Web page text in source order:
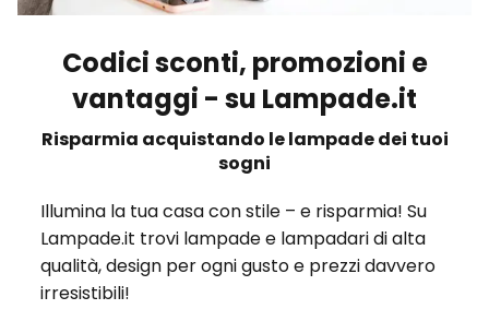
Codici sconti, promozioni e
vantaggi - su Lampade.it
Risparmia acquistando le lampade dei tuoi
sogni
Illumina la tua casa con stile – e risparmia! Su
Lampade.it trovi lampade e lampadari di alta
qualità, design per ogni gusto e prezzi davvero
irresistibili!